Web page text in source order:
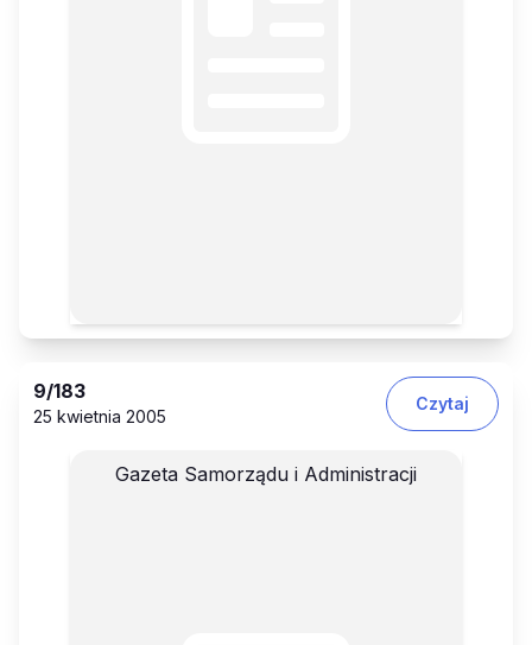
9/183
25 kwietnia 2005
Czytaj
Gazeta Samorządu i Administracji